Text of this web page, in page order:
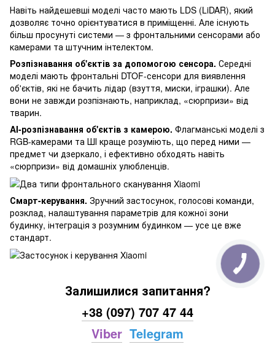
Навіть найдешевші моделі часто мають LDS (LiDAR), який
дозволяє точно орієнтуватися в приміщенні. Але існують
більш просунуті системи — з фронтальними сенсорами або
камерами та штучним інтелектом.
Розпізнавання об'єктів за допомогою сенсора. Середні
моделі мають фронтальні DTOF-сенсори для виявлення
об'єктів, які не бачить лідар (взуття, миски, іграшки). Але
вони не завжди розпізнають, наприклад, «сюрпризи» від
тварин.
AI-розпізнавання об'єктів з камерою. Флагманські моделі з
RGB-камерами та ШІ краще розуміють, що перед ними —
предмет чи дзеркало, і ефективно обходять навіть
«сюрпризи» від домашніх улюбленців.
Смарт-керування. Зручний застосунок, голосові команди,
розклад, налаштування параметрів для кожної зони
будинку, інтеграція з розумним будинком — усе це вже
стандарт.
Залишилися запитання?
+38 (097) 707 47 44
Viber Telegram